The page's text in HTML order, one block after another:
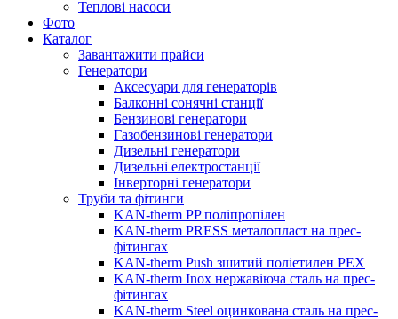
Теплові насоси
Фото
Каталог
Завантажити прайси
Генератори
Аксесуари для генераторів
Балконні сонячні станції
Бензинові генератори
Газобензинові генератори
Дизельні генератори
Дизельні електростанції
Інверторні генератори
Труби та фітинги
KAN-therm PP поліпропілен
KAN-therm PRESS металопласт на прес-
фітингах
KAN-therm Push зшитий поліетилен PEX
KAN-therm Inox нержавіюча сталь на прес-
фітингах
KAN-therm Steel оцинкована сталь на прес-